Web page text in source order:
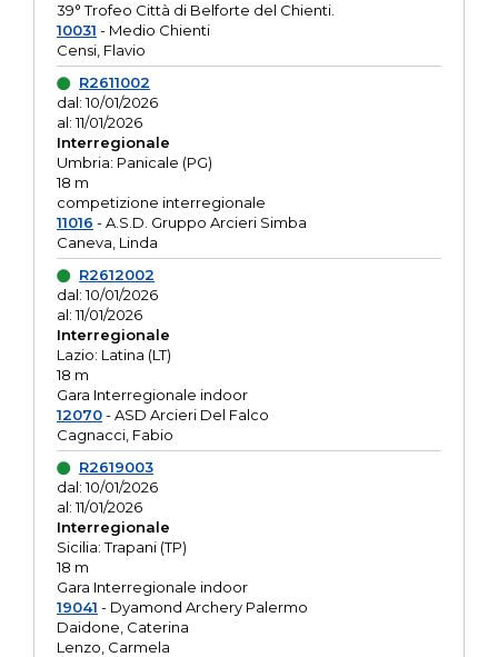
39° Trofeo Città di Belforte del Chienti.
10031 - Medio Chienti
Censi, Flavio
R2611002
dal: 10/01/2026
al: 11/01/2026
Interregionale
Umbria: Panicale (PG)
18 m
competizione interregionale
11016 - A.S.D. Gruppo Arcieri Simba
Caneva, Linda
R2612002
dal: 10/01/2026
al: 11/01/2026
Interregionale
Lazio: Latina (LT)
18 m
Gara Interregionale indoor
12070- ASD Arcieri Del Falco
Cagnacci, Fabio
R2619003
dal: 10/01/2026
al: 11/01/2026
Interregionale
Sicilia: Trapani (TP)
18 m
Gara Interregionale indoor
19041 - Dyamond Archery Palermo
Daidone, Caterina
Lenzo, Carmela